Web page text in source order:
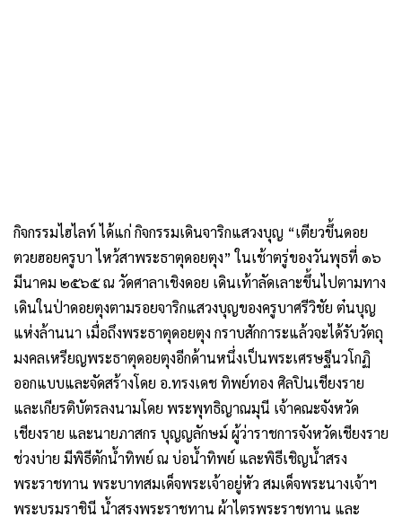
กิจกรรมไฮไลท์ ได้แก่ กิจกรรมเดินจาริกแสวงบุญ “เตียวขึ้นดอย
ตวยฮอยครูบา ไหว้สาพระธาตุดอยตุง” ในเช้าตรู่ของวันพุธที่ ๑๖
มีนาคม ๒๕๖๕ ณ วัดศาลาเชิงดอย เดินเท้าลัดเลาะขึ้นไปตามทาง
เดินในป่าดอยตุงตามรอยจาริกแสวงบุญของครูบาศรีวิชัย ต๋นบุญ
แห่งล้านนา เมื่อถึงพระธาตุดอยตุง กราบสักการะแล้วจะได้รับวัตถุ
มงคลเหรียญพระธาตุดอยตุงอีกด้านหนึ่งเป็นพระเศรษฐีนวโกฏิ
ออกแบบและจัดสร้างโดย อ.ทรงเดช ทิพย์ทอง ศิลปินเชียงราย
และเกียรติบัตรลงนามโดย พระพุทธิญาณมุนี เจ้าคณะจังหวัด
เชียงราย และนายภาสกร บุญญลักษม์ ผู้ว่าราชการจังหวัดเชียงราย
ช่วงบ่าย มีพิธีตักน้ำทิพย์ ณ บ่อน้ำทิพย์ และพิธีเชิญน้ำสรง
พระราชทาน พระบาทสมเด็จพระเจ้าอยู่หัว สมเด็จพระนางเจ้าฯ
พระบรมราชินี น้ำสรงพระราชทาน ผ้าไตรพระราชทาน และ